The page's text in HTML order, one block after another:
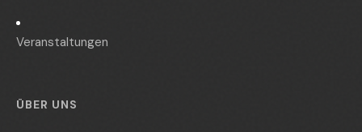
Veranstaltungen
ÜBER UNS